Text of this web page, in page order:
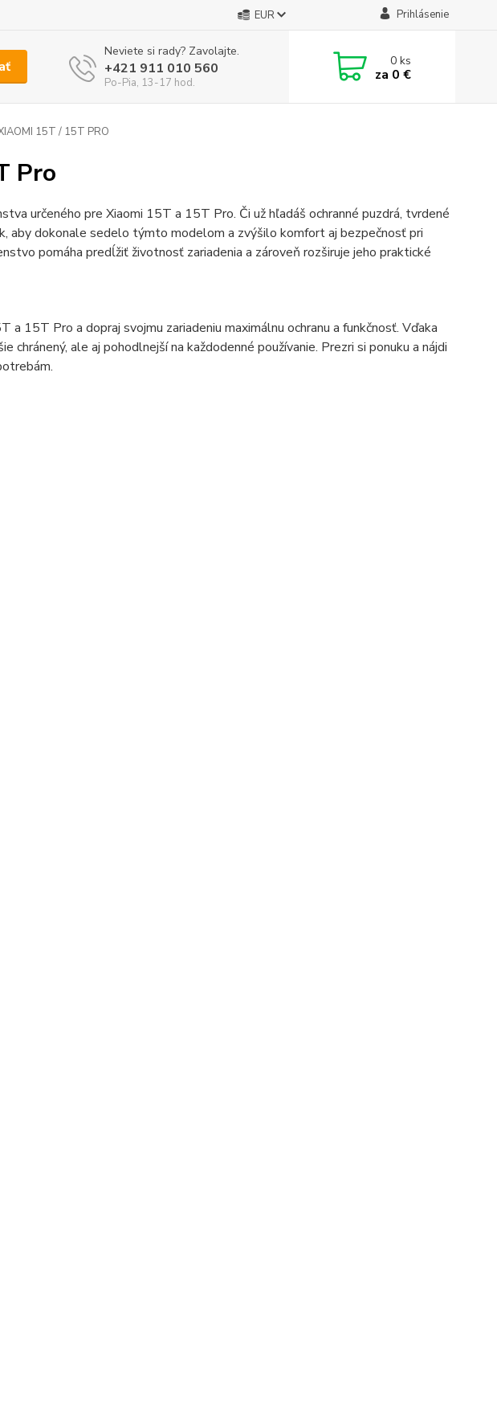
EUR Prihlásenie
Neviete si rady? Zavolajte.
+421 911 010 560
Po-Pia, 13-17 hod.
0ks
za 0 €
15T / 15T PRO
Pro
určeného pre Xiaomi 15T a 15T Pro. Či už hľadáš ochranné puzdrá, tvrdené
aby dokonale sedelo týmto modelom a zvýšilo komfort aj bezpečnosť pri
pomáha predĺžiť životnosť zariadenia a zároveň rozširuje jeho praktické
15T Pro a dopraj svojmu zariadeniu maximálnu ochranu a funkčnosť. Vďaka
ale aj pohodlnejší na každodenné používanie. Prezri si ponuku a nájdi